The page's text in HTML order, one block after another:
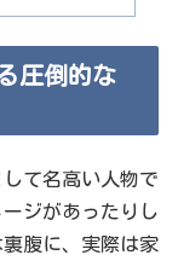
圧倒的な
て名高い人物で
ジがあったりし
腹に、実際は家